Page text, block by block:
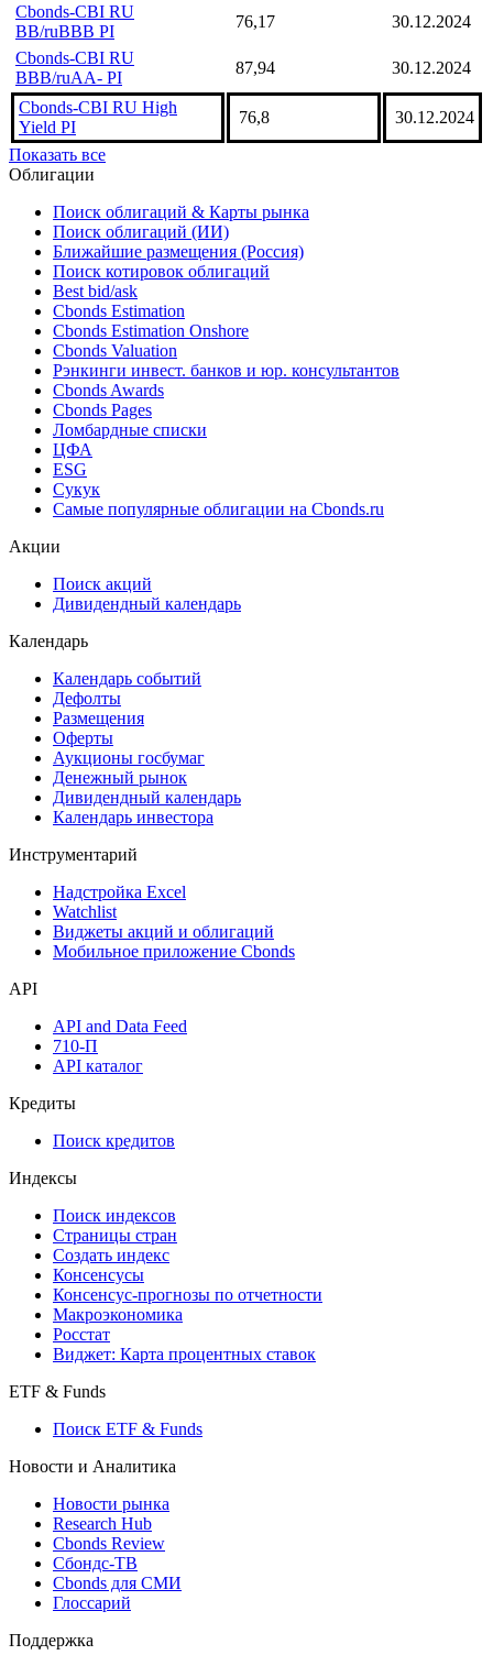
Cbonds-CBI RU
BB/ruBBB PI
76,17
30.12.2024
Cbonds-CBI RU
BBB/ruAA- PI
87,94 30.12.2024
Cbonds-CBI RU High
Yield PI
76,8
30.12.2024
Показать все
Облигации
Поиск облигаций & Карты рынка
Поиск облигаций (ИИ)
Ближайшие размещения (Россия)
Поиск котировок облигаций
Best bid/ask
Cbonds Estimation
Cbonds Estimation Onshore
Cbonds Valuation
Рэнкинги инвест. банков и юр. консультантов
Cbonds Awards
Cbonds Pages
Ломбардные списки
ЦФА
ESG
Сукук
Самые популярные облигации на Cbonds.ru
Акции
Поиск акций
Дивидендный календарь
Календарь
Календарь событий
Дефолты
Размещения
Оферты
Аукционы госбумаг
Денежный рынок
Дивидендный календарь
Календарь инвестора
Инструментарий
Надстройка Excel
Watchlist
Виджеты акций и облигаций
Мобильное приложение Cbonds
API
API and Data Feed
710-П
API каталог
Кредиты
Поиск кредитов
Индексы
Поиск индексов
Страницы стран
Создать индекс
Консенсусы
Консенсус-прогнозы по отчетности
Макроэкономика
Росстат
Виджет: Карта процентных ставок
ETF & Funds
Поиск ETF & Funds
Новости и Аналитика
Новости рынка
Research Hub
Cbonds Review
Сбондс-ТВ
Cbonds для СМИ
Глоссарий
Поддержка